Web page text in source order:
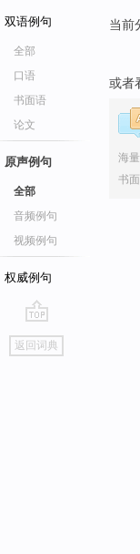
双语例句
全部
口语
书面语
论文
原声例句
全部
音频例句
视频例句
权威例句
go
top
返回词典
当前
或者
海
书